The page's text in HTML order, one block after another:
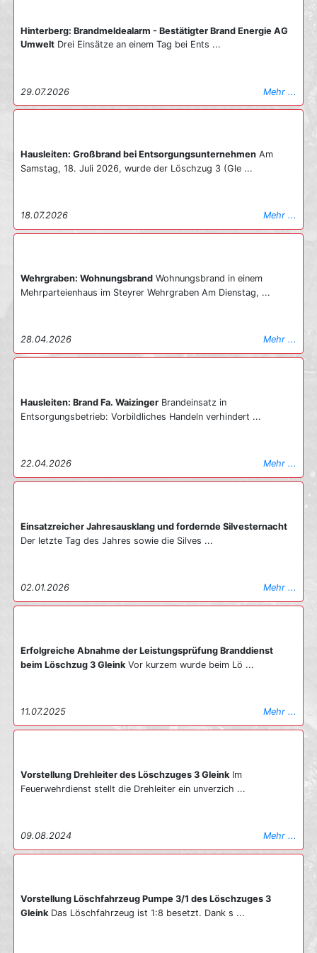
Hinterberg: Brandmeldealarm - Bestätigter Brand Energie AG
Umwelt Drei Einsätze an einem Tag bei Ents ...
29.07.2026 Mehr ...
Hausleiten: Großbrand bei Entsorgungsunternehmen Am
Samstag, 18. Juli 2026, wurde der Löschzug 3 (Gle ...
18.07.2026 Mehr ...
Wehrgraben: Wohnungsbrand Wohnungsbrand in einem
Mehrparteienhaus im Steyrer Wehrgraben Am Dienstag, ...
28.04.2026 Mehr ...
Hausleiten: Brand Fa. Waizinger Brandeinsatz in
Entsorgungsbetrieb: Vorbildliches Handeln verhindert ...
22.04.2026 Mehr ...
Einsatzreicher Jahresausklang und fordernde Silvesternacht
Der letzte Tag des Jahres sowie die Silves ...
02.01.2026 Mehr ...
Erfolgreiche Abnahme der Leistungsprüfung Branddienst
beim Löschzug 3 Gleink Vor kurzem wurde beim Lö ...
11.07.2025 Mehr ...
Vorstellung Drehleiter des Löschzuges 3 Gleink Im
Feuerwehrdienst stellt die Drehleiter ein unverzich ...
09.08.2024 Mehr ...
Vorstellung Löschfahrzeug Pumpe 3/1 des Löschzuges 3
Gleink Das Löschfahrzeug ist 1:8 besetzt. Dank s ...